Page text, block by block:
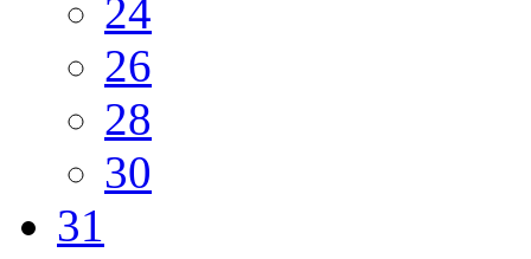
24
26
28
30
31